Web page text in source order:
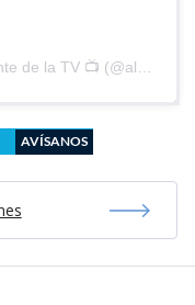
AVÍSANOS